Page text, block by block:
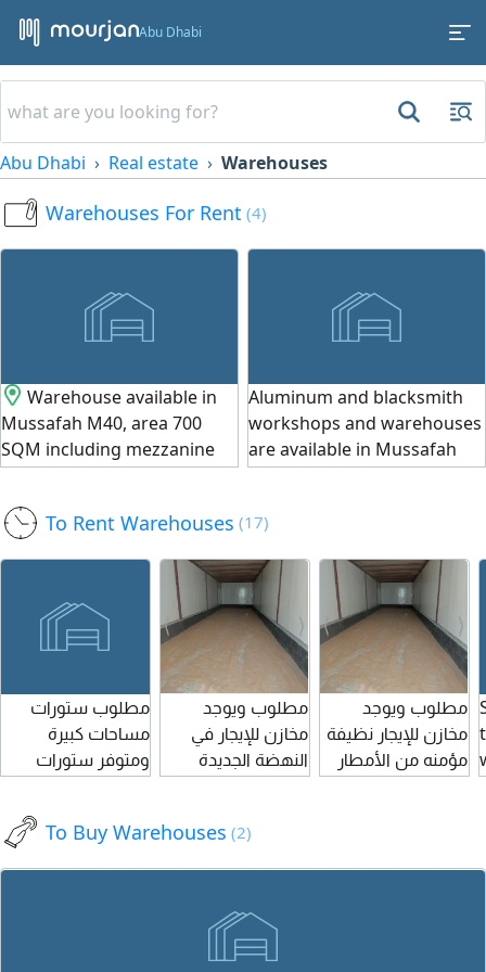
Abu Dhabi
Abu Dhabi Real estate Warehouses
Warehouses For Rent (4)
Warehouse available in
Mussafah M40, area 700
SQM including mezzanine
floor 08 offices and 3 rooms
as for workers rest area.
very high roof. prime
location. annual rent
AED270000 negotiable as
per payment plan
Aluminum and blacksmith
workshops and warehouses
are available in Mussafah
M35 at very attractive
information
To Rent Warehouses (17)
مطلوب ستورات
مساحات كبيرة
ومتوفر ستورات
الصناعية والمفرق
الصناعية مساحات
مطلوب ويوجد
مخازن للإيجار في
النهضة الجديدة
مطلوب ويوجد
مخازن للإيجار نظيفة
مؤمنه من الأمطار
To Buy Warehouses (2)